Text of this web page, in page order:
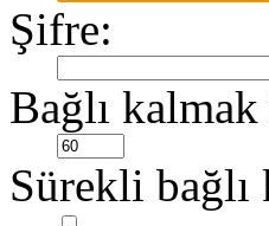
Şifre:
Bağlı
Sürekli bağlı